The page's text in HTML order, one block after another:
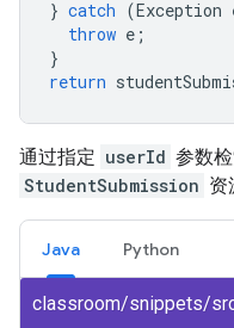
} catch (Exception
throw e ;
}
return
通过指定 userId 参数
StudentSubmission 资
Java Python